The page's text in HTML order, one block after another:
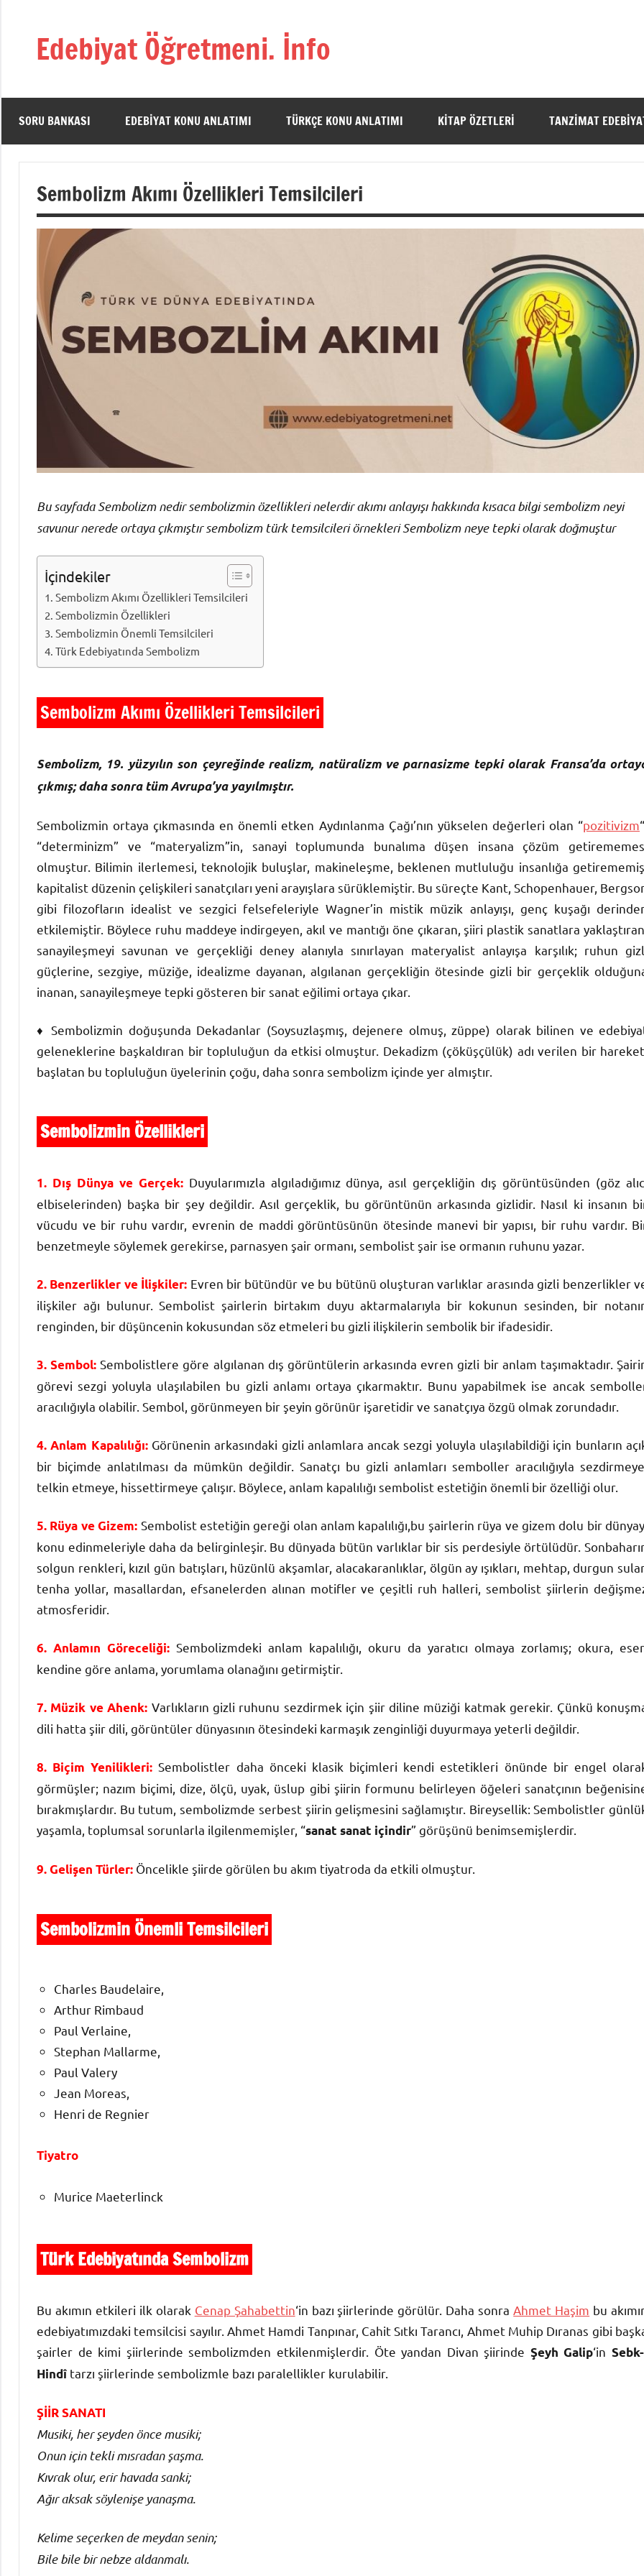
Edebiyat Öğretmeni. İnfo
Türkçe,
Dili
ve
Sitesi
SORU BANKASI EDEBIYAT KONU ANLATIMI TÜRKÇE KONU ANLATIMI KITAP ÖZETLERI TANZIMAT
Sembolizm Akımı Özellikleri Temsilcileri
Bu sayfada Sembolizm nedir sembolizmin özellikleri nelerdir akımı anlayışı hakkında kısaca bilgi sembolizm neyi
savunur nerede ortaya çıkmıştır sembolizm türk temsilcileri örnekleri Sembolizm neye tepki olarak doğmuştur
İçindekiler
Sembolizm Akımı Özellikleri Temsilcileri
Sembolizmin Özellikleri
Sembolizmin Önemli Temsilcileri
Türk Edebiyatında Sembolizm
Sembolizm Akımı Özellikleri Temsilcileri
Sembolizm, 19. yüzyılın son çeyreğinde realizm, natüralizm ve parnasizme tepki olarak Fransa’da
çıkmış; daha sonra tüm Avrupa’ya yayılmıştır.
Sembolizmin ortaya çıkmasında en önemli etken Aydınlanma Çağı’nın yükselen değerleri olan “pozitivizm
“determinizm” ve “materyalizm”in, sanayi toplumunda bunalıma düşen insana çözüm
olmuştur. Bilimin ilerlemesi, teknolojik buluşlar, makineleşme, beklenen mutluluğu insanlığa
kapitalist düzenin çelişkileri sanatçıları yeni arayışlara sürüklemiştir. Bu süreçte Kant, Schopenhauer,
gibi filozofların idealist ve sezgici felsefeleriyle Wagner’in mistik müzik anlayışı, genç kuşağı
etkilemiştir. Böylece ruhu maddeye indirgeyen, akıl ve mantığı öne çıkaran, şiiri plastik sanatlara
sanayileşmeyi savunan ve gerçekliği deney alanıyla sınırlayan materyalist anlayışa karşılık; ruhun
güçlerine, sezgiye, müziğe, idealizme dayanan, algılanan gerçekliğin ötesinde gizli bir gerçeklik
inanan, sanayileşmeye tepki gösteren bir sanat eğilimi ortaya çıkar.
♦ Sembolizmin doğuşunda Dekadanlar (Soysuzlaşmış, dejenere olmuş, züppe) olarak bilinen ve
geleneklerine başkaldıran bir topluluğun da etkisi olmuştur. Dekadizm (çöküşçülük) adı verilen bir
başlatan bu topluluğun üyelerinin çoğu, daha sonra sembolizm içinde yer almıştır.
Sembolizmin Özellikleri
1. Dış Dünya ve Gerçek: Duyularımızla algıladığımız dünya, asıl gerçekliğin dış görüntüsünden (göz
elbiselerinden) başka bir şey değildir. Asıl gerçeklik, bu görüntünün arkasında gizlidir. Nasıl ki insanın
vücudu ve bir ruhu vardır, evrenin de maddi görüntüsünün ötesinde manevi bir yapısı, bir ruhu vardır.
benzetmeyle söylemek gerekirse, parnasyen şair ormanı, sembolist şair ise ormanın ruhunu yazar.
2. Benzerlikler ve İlişkiler: Evren bir bütündür ve bu bütünü oluşturan varlıklar arasında gizli benzerlikler
ilişkiler ağı bulunur. Sembolist şairlerin birtakım duyu aktarmalarıyla bir kokunun sesinden, bir
renginden, bir düşüncenin kokusundan söz etmeleri bu gizli ilişkilerin sembolik bir ifadesidir.
3. Sembol: Sembolistlere göre algılanan dış görüntülerin arkasında evren gizli bir anlam taşımaktadır.
görevi sezgi yoluyla ulaşılabilen bu gizli anlamı ortaya çıkarmaktır. Bunu yapabilmek ise ancak
aracılığıyla olabilir. Sembol, görünmeyen bir şeyin görünür işaretidir ve sanatçıya özgü olmak zorundadır.
4. Anlam Kapalılığı:Görünenin arkasındaki gizli anlamlara ancak sezgi yoluyla ulaşılabildiği için bunların
bir biçimde anlatılması da mümkün değildir. Sanatçı bu gizli anlamları semboller aracılığıyla
telkin etmeye, hissettirmeye çalışır. Böylece, anlam kapalılığı sembolist estetiğin önemli bir özelliği olur.
5. Rüya ve Gizem: Sembolist estetiğin gereği olan anlam kapalılığı,bu şairlerin rüya ve gizem dolu bir
konu edinmeleriyle daha da belirginleşir. Bu dünyada bütün varlıklar bir sis perdesiyle örtülüdür.
solgun renkleri, kızıl gün batışları, hüzünlü akşamlar, alacakaranlıklar, ölgün ay ışıkları, mehtap, durgun
tenha yollar, masallardan, efsanelerden alınan motifler ve çeşitli ruh halleri, sembolist şiirlerin
atmosferidir.
6. Anlamın Göreceliği: Sembolizmdeki anlam kapalılığı, okuru da yaratıcı olmaya zorlamış; okura,
kendine göre anlama, yorumlama olanağını getirmiştir.
7. Müzik ve Ahenk: Varlıkların gizli ruhunu sezdirmek için şiir diline müziği katmak gerekir. Çünkü
dili hatta şiir dili, görüntüler dünyasının ötesindeki karmaşık zenginliği duyurmaya yeterli değildir.
8. Biçim Yenilikleri: Sembolistler daha önceki klasik biçimleri kendi estetikleri önünde bir engel
görmüşler; nazım biçimi, dize, ölçü, uyak, üslup gibi şiirin formunu belirleyen öğeleri sanatçının
bırakmışlardır. Bu tutum, sembolizmde serbest şiirin gelişmesini sağlamıştır. Bireysellik: Sembolistler
yaşamla, toplumsal sorunlarla ilgilenmemişler, “sanat sanat içindir” görüşünü benimsemişlerdir.
9. Gelişen Türler: Öncelikle şiirde görülen bu akım tiyatroda da etkili olmuştur.
Sembolizmin Önemli Temsilcileri
Charles Baudelaire,
Arthur Rimbaud
Paul Verlaine,
Stephan Mallarme,
Paul Valery
Jean Moreas,
Henri de Regnier
Tiyatro
Murice Maeterlinck
Türk Edebiyatında Sembolizm
Bu akımın etkileri ilk olarak Cenap Şahabettin‘in bazı şiirlerinde görülür. Daha sonraAhmet Haşim bu
edebiyatımızdaki temsilcisi sayılır. Ahmet Hamdi Tanpınar, Cahit Sıtkı Tarancı, Ahmet Muhip Dıranas gibi
şairler de kimi şiirlerinde sembolizmden etkilenmişlerdir. Öte yandan Divan şiirinde Şeyh Galip‘in
Hindî tarzı şiirlerinde sembolizmle bazı paralellikler kurulabilir.
ŞİİR SANATI
Musiki, her şeyden önce musiki;
Onun için tekli mısradan şaşma.
Kıvrak olur, erir havada sanki;
Ağır aksak söylenişe yanaşma.
Kelime seçerken de meydan senin;
Bile bile bir nebze aldanmalı.